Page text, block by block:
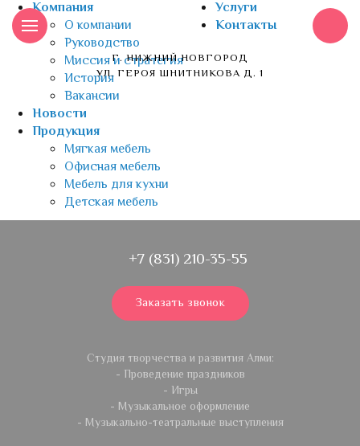
Г. НИЖНИЙ НОВГОРОД
УЛ. ГЕРОЯ ШНИТНИКОВА Д. 1
Компания
О компании
Руководство
Миссия и стратегия
История
Вакансии
Новости
Продукция
Мягкая мебель
Офисная мебель
Мебель для кухни
Детская мебель
Услуги
Контакты
+7 (831) 210-35-55
Заказать звонок
Студия творчества и развития Алми:
- Проведение праздников
- Игры
- Музыкальное оформление
- Музыкально-театральные выступления